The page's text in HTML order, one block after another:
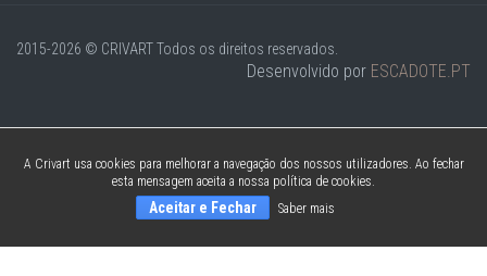
2015-2026 © CRIVARTTodos os direitos reservados.
Desenvolvido por ESCADOTE.PT
A Crivart usa cookies para melhorar a navegação dos nossos utilizadores. Ao fechar
esta mensagem aceita a nossa política de cookies.
Aceitar e Fechar Saber mais